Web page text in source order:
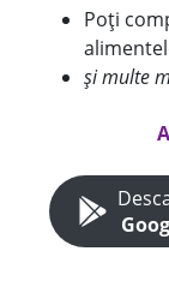
Poți
și multe